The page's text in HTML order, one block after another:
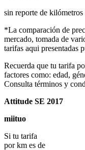
sin reporte de kilómetros
*La comparación de
mercado, tomada de
tarifas aqui presentadas
Recuerda que tu tarifa
factores como: edad,
Consulta términos y
Attitude SE 2017
miituo
Si tu tarifa
por km es de